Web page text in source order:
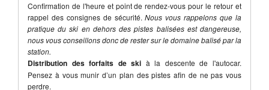
Confirmation de l'heure et point de rendez-vous pour le retour et
rappel des consignes de sécurité.Nous vous rappelons que la
pratique du ski en dehors des pistes balisées est dangereuse,
nous vous conseillons donc de rester sur le domaine balisé par la
station.
Distribution des forfaits de ski à la descente de l'autocar.
Pensez à vous munir d’un plan des pistes afin de ne pas vous
perdre.